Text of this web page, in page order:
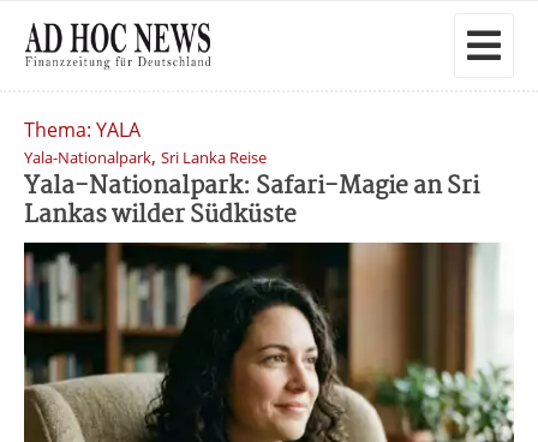
Thema: YALA
Yala-Nationalpark, Sri Lanka Reise
Yala-Nationalpark: Safari-Magie an Sri
Lankas wilder Südküste